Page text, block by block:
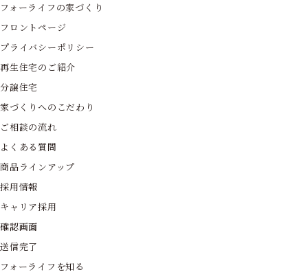
フォーライフの家づくり
フロントページ
プライバシーポリシー
再生住宅のご紹介
分譲住宅
家づくりへのこだわり
ご相談の流れ
よくある質問
商品ラインアップ
採用情報
キャリア採用
確認画面
送信完了
フォーライフを知る